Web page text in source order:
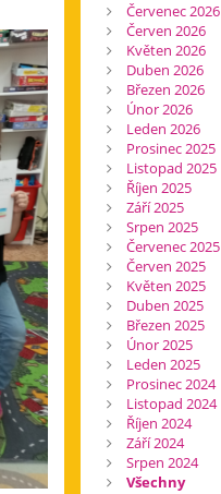
Červenec 2026
Červen 2026
Květen 2026
Duben 2026
Březen 2026
Únor 2026
Leden 2026
Prosinec 2025
Listopad 2025
Říjen 2025
Září 2025
Srpen 2025
Červenec 2025
Červen 2025
Květen 2025
Duben 2025
Březen 2025
Únor 2025
Leden 2025
Prosinec 2024
Listopad 2024
Říjen 2024
Září 2024
Srpen 2024
Všechny